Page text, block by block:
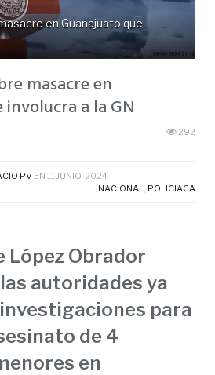
en Guanajuato que
masacre en
a la GN
292
PV EN 11 JUNIO, 2024
NACIONAL
POLICIACA
López Obrador
autoridades ya
para
de 4
en